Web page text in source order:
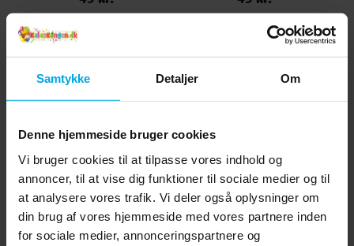
Samtykke Detaljer Om
Denne hjemmeside bruger cookies
Vi bruger cookies til at tilpasse vores indhold og
annoncer, til at vise dig funktioner til sociale medier og til
at analysere vores trafik. Vi deler også oplysninger om
din brug af vores hjemmeside med vores partnere inden
for sociale medier, annonceringspartnere og
Andre købte også